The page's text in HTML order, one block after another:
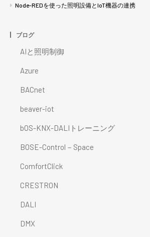
Node-REDを使った照明設備とIoT機器の連携
ブログ
AIと照明制御
Azure
BACnet
beaver-iot
bOS-KNX-DALIトレーニング
BOSE-Control－Space
ComfortClick
CRESTRON
DALI
DMX